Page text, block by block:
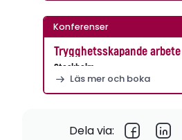
Konferenser
Trygghetsskapande
Stockholm
Läs mer och boka
Dela via: